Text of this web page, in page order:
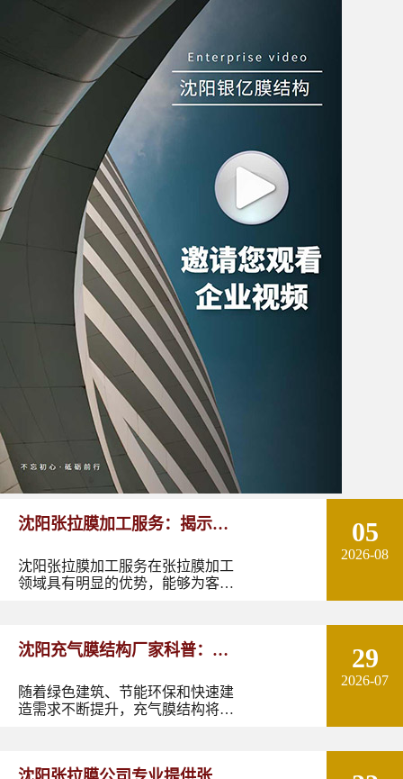
沈阳张拉膜加工服务：揭示张
拉膜加工的实用优势
沈阳张拉膜加工服务在张拉膜加工
领域具有明显的优势，能够为客户
发出独特的魅力。
05
2026-08
沈阳充气膜结构厂家科普：了
解充气膜建筑优势、价格及应
用领域
随着绿色建筑、节能环保和快速建
造需求不断提升，充气膜结构将在
29
2026-07